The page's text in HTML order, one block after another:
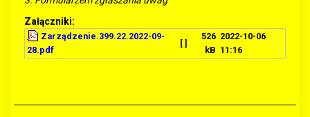
Załączniki:
Zarządzenie.399.22.2022-09-
28.pdf
[ ]
526
kB
2022-10-06
11:16